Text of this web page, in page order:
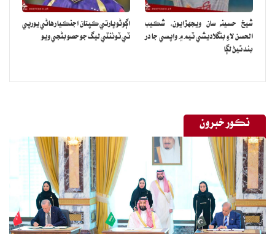
شيخ حسينه سان ويجهڙايون، شڪيب
الحسن لاءِ بنگلاديشي ٽيم ۾ واپسي جا در
بند ٿيڻ لڳا
اڳوڻو ڀارتي ڪپتان اجنڪيا رهاڻي يورپي
ٽي ٽوئنٽي ليگ جو حصو بڻجي ويو
نڪور خبرون